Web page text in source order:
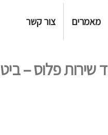
מאמרים צור קשר
שירות פלוס –